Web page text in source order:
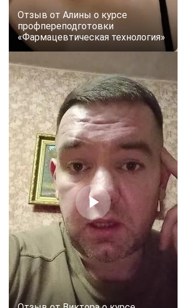
Отзыв от Алины о курсе
профпереподготовки
«Фармацевтическая технология»
ChatApp
online
Мессенджеры
Свяжитесь с нами через любой удобный
Telegram
Vkontakte